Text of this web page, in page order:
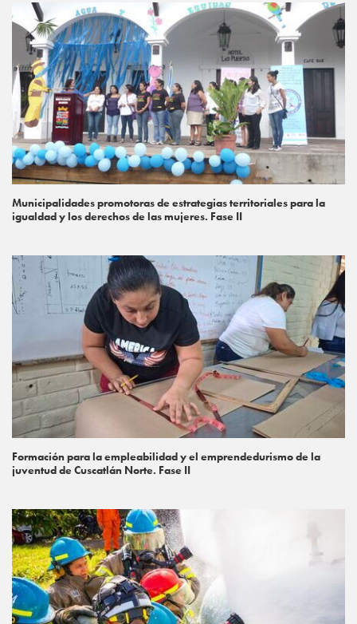
Municipalidades promotoras de estrategias territoriales para la
igualdad y los derechos de las mujeres. Fase II
Formación para la empleabilidad y el emprendedurismo de la
juventud de Cuscatlán Norte. Fase II